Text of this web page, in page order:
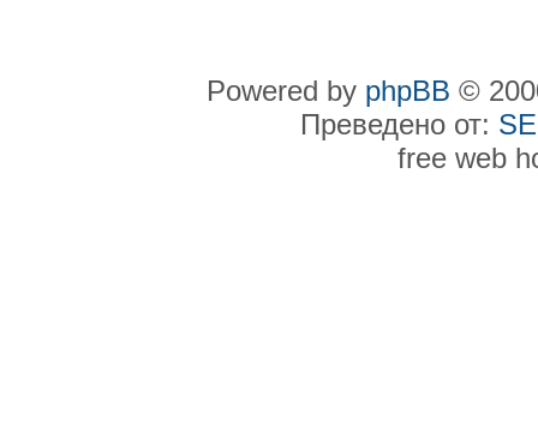
Powered by phpBB ©
Преведено от:
free web